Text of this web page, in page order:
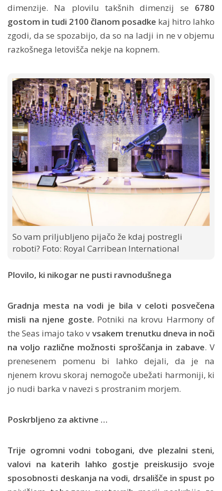
dimenzije. Na plovilu takšnih dimenzij se 6780
gostom in tudi 2100 članom posadke kaj hitro lahko
zgodi, da se spozabijo, da so na ladji in ne v objemu
razkošnega letovišča nekje na kopnem.
So vam priljubljeno pijačo že kdaj postregli
roboti? Foto: Royal Carribean International
Plovilo, ki nikogar ne pusti ravnodušnega
Gradnja mesta na vodi je bila v celoti posvečena
misli na njene goste. Potniki na krovu Harmony of
the Seas imajo tako vvsakem trenutku dneva in noči
na voljo različne možnosti sproščanja in zabave. V
prenesenem pomenu bi lahko dejali, da je na
njenem krovu skoraj nemogoče ubežati harmoniji, ki
jo nudi barka v navezi s prostranim morjem.
Poskrbljeno za aktivne …
Trije ogromni vodni tobogani, dve plezalni steni,
valovi na katerih lahko gostje preiskusijo svoje
sposobnosti deskanja na vodi, drsališče in spust po